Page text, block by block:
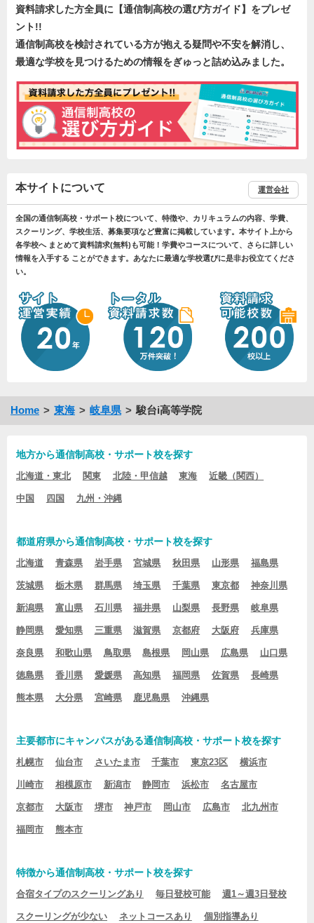
資料請求した方全員に【通信制高校の選び方ガイド】をプレゼ
ント!!
通信制高校を検討されている方が抱える疑問や不安を解消し、
最適な学校を見つけるための情報をぎゅっと詰め込みました。
本サイトについて 運営会社
全国の通信制高校・サポート校について、特徴や、カリキュラムの内容、学費、
スクーリング、学校生活、募集要項など豊富に掲載しています。本サイト上から
各学校へ まとめて資料請求(無料)も可能！学費やコースについて、さらに詳しい
情報を入手する ことができます。あなたに最適な学校選びに是非お役立てくださ
い。
Home 東海 岐阜県 駿台i高等学院
地方から通信制高校・サポート校を探す
北海道・東北 関東 北陸・甲信越 東海 近畿（関西）
中国 四国 九州・沖縄
都道府県から通信制高校・サポート校を探す
北海道 青森県 岩手県 宮城県 秋田県 山形県 福島県
茨城県 栃木県 群馬県 埼玉県 千葉県 東京都 神奈川県
新潟県 富山県 石川県 福井県 山梨県 長野県 岐阜県
静岡県 愛知県 三重県 滋賀県 京都府 大阪府 兵庫県
奈良県 和歌山県 鳥取県 島根県 岡山県 広島県 山口県
徳島県 香川県 愛媛県 高知県 福岡県 佐賀県 長崎県
熊本県 大分県 宮崎県 鹿児島県 沖縄県
主要都市にキャンパスがある通信制高校・サポート校を探す
札幌市 仙台市 さいたま市 千葉市 東京23区 横浜市
川崎市 相模原市 新潟市 静岡市 浜松市 名古屋市
京都市 大阪市 堺市 神戸市 岡山市 広島市 北九州市
福岡市 熊本市
特徴から通信制高校・サポート校を探す
合宿タイプのスクーリングあり 毎日登校可能 週1～週3日登校
スクーリングが少ない ネットコースあり 個別指導あり